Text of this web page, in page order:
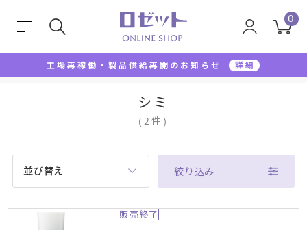
0
工場再稼働・製品供給再開のお知らせ 詳細
シミ
シミ
( 2 件 )
並び替え 絞り込み
販売終了